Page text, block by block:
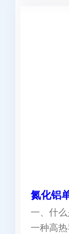
氮化铝
一、什
一种高